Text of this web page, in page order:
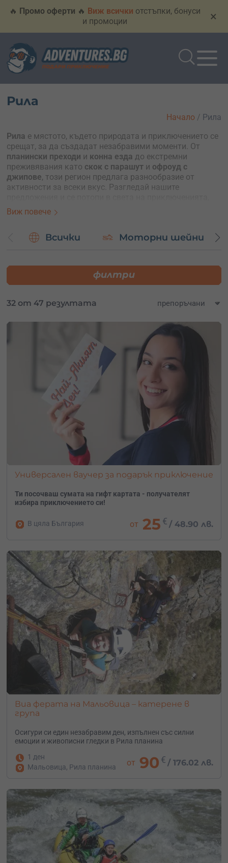
🔥 Промо оферти 🔥 Виж всички отстъпки, бонуси
и промоции
×
Рила
Рила е мястото, където природата и приключението се
срещат, за да създадат незабравими моменти. От
планински преходи и конна езда до екстремни
преживявания като скок с парашут и офроуд с
джипове, този регион предлага разнообразие от
активности за всеки вкус. Разгледай нашите
които Рила има да предложи. Не пропускай шанса да
подариш на себе си или на любим човек
красивите български планини.
Индивидуален урок по ски или сноуборд в Боровец
сред величествените планински склонове
ледено катерене
Избери перфектния подарък за приключение в Рила и
зарадвай себе си или близки с ваучер за уникално
Виж повече
Начало / Рила
Всички Моторни шейни
филтри
32 от 47 резултата
Универсален ваучер за подарък приключение
Ти посочваш сумата на гифт картата - получателят
избира приключението си!
В цяла България от 25 € / 48.90 лв.
Виа ферата на Мальовица – катерене в
група
Осигури си един незабравим ден, изпълнен със силни
емоции и живописни гледки в Рила планина
1 ден
Мальовица, Рила планина
от 90 € /176.02 лв.